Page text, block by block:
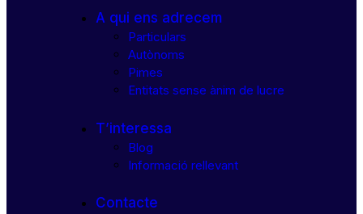
A qui ens adrecem
Particulars
Autònoms
Pimes
Entitats sense ànim de lucre
T’interessa
Blog
Informació rellevant
Contacte